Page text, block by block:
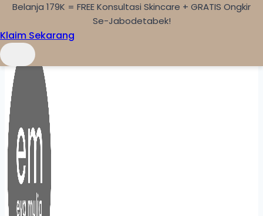
Skip to content
Belanja 179K = FREE Konsultasi Skincare + GRATIS Ongkir
Se-Jabodetabek!
Klaim Sekarang